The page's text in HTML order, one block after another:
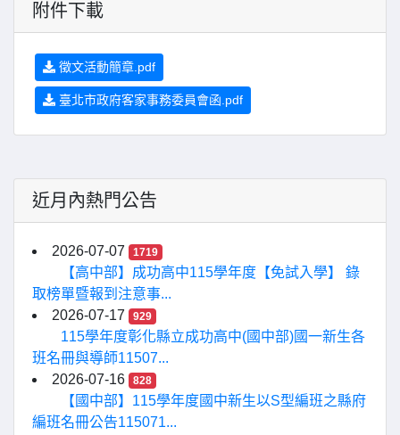
附件下載
徵文活動簡章.pdf
臺北市政府客家事務委員會函.pdf
近月內熱門公告
2026-07-07 1719
【高中部】成功高中115學年度【免試入學】 錄
取榜單暨報到注意事...
2026-07-17
929
115學年度彰化縣立成功高中(國中部)國一新生各
班名冊與導師11507...
2026-07-16
828
【國中部】115學年度國中新生以S型編班之縣府
編班名冊公告115071...